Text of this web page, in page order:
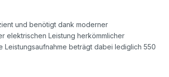
und benötigt dank moderner
elektrischen Leistung herkömmlicher
Leistungsaufnahme beträgt dabei lediglich 550